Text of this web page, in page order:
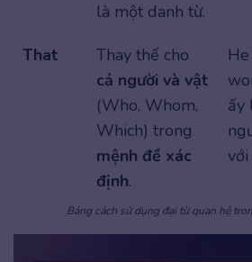
là một danh từ.
That
Thay thế cho
cả người và vật
(Who, Whom,
Which) trong
mệnh đề xác
định.
ấy
với
Bảng cách sử dụng đại từ quan hệ